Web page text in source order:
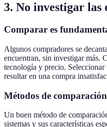
3. No investigar las
Comparar es
Algunos compradores se
encuentran, sin investigar más.
tecnología y precio. Seleccionar
resultar en una compra
Métodos de comparación
Un buen método de
sistemas y sus características